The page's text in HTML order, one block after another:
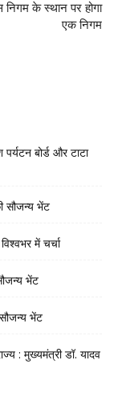
निगम के स्थान पर होगा
एक निगम
बोर्ड और टाटा
सौजन्य भेंट
में चर्चा
भेंट
भेंट
: मुख्यमंत्री डॉ. यादव